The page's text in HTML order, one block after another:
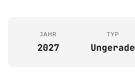
JAHR
2027
TYP
Ungerade